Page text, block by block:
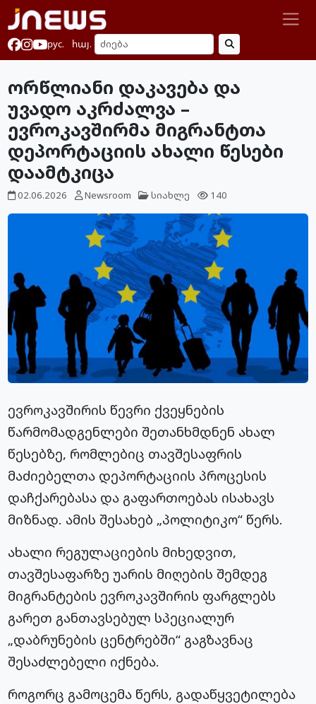
рус. հայ.
ორწლიანი დაკავება და
უვადო აკრძალვა –
ევროკავშირმა მიგრანტთა
დეპორტაციის ახალი წესები
დაამტკიცა
02.06.2026 Newsroom სიახლე 140
ევროკავშირის წევრი ქვეყნების
წარმომადგენლები შეთანხმდნენ ახალ
წესებზე, რომლებიც თავშესაფრის
მაძიებელთა დეპორტაციის პროცესის
დაჩქარებასა და გაფართოებას ისახავს
მიზნად. ამის შესახებ „პოლიტიკო“ წერს.
ახალი რეგულაციების მიხედვით,
თავშესაფარზე უარის მიღების შემდეგ
მიგრანტების ევროკავშირის ფარგლებს
გარეთ განთავსებულ სპეციალურ
„დაბრუნების ცენტრებში“ გაგზავნაც
შესაძლებელი იქნება.
როგორც გამოცემა წერს, გადაწყვეტილება